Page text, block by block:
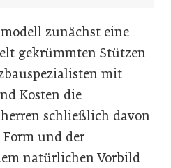
zunächst eine
gekrümmten Stützen
mit
Kosten die
schließlich davon
Form und der
natürlichen Vorbild